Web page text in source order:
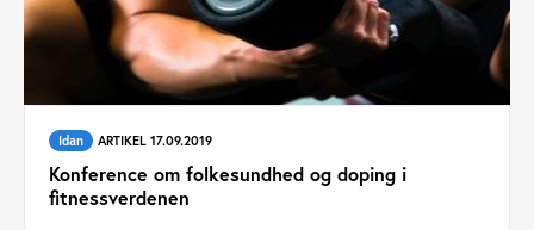
Idan ARTIKEL 17.09.2019
Konference om folkesundhed og doping i
fitnessverdenen